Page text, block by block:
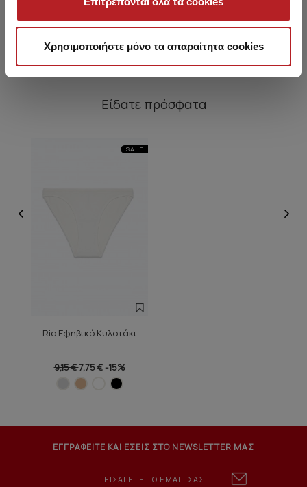
Χρησιμοποιήστε μόνο τα απαραίτητα cookies
Είδατε πρόσφατα
SALE
Rio Εφηβικό Κυλοτάκι
9,15 €7,75 € -15%
ΕΓΓΡΑΦΕΙΤΕ ΚΑΙ ΕΣΕΙΣ ΣΤΟ NEWSLETTER ΜΑΣ